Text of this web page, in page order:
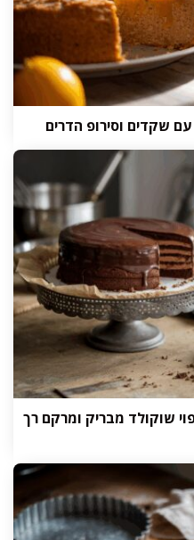
שקדים וסירופ הדרים
שוקולד מבריק ומרקם רך